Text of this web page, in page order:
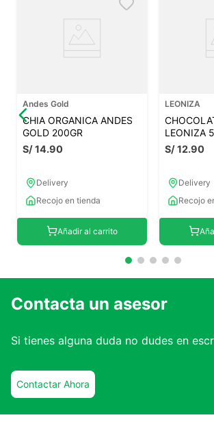
Andes Gold
CHIA ORGANICA ANDES
GOLD 200GR
S/14.90
Delivery
Recojo en tienda
Añadir al carrito
LEONIZA
LEONIZA
S/12.90
Delivery
Recojo
Contacta un asesor
Si tienes alguna duda no dudes en
Contactar Ahora